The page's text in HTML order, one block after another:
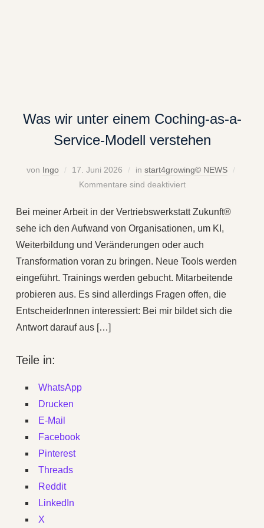
Was wir unter einem Coching-as-a-
Service-Modell verstehen
von Ingo 17. Juni 2026 in start4growing© NEWS
Kommentare sind deaktiviert
Bei meiner Arbeit in der Vertriebswerkstatt Zukunft®
sehe ich den Aufwand von Organisationen, um KI,
Weiterbildung und Veränderungen oder auch
Transformation voran zu bringen. Neue Tools werden
eingeführt. Trainings werden gebucht. Mitarbeitende
probieren aus. Es sind allerdings Fragen offen, die
EntscheiderInnen interessiert: Bei mir bildet sich die
Antwort darauf aus […]
Teile in:
WhatsApp
Drucken
E-Mail
Facebook
Pinterest
Threads
Reddit
LinkedIn
X